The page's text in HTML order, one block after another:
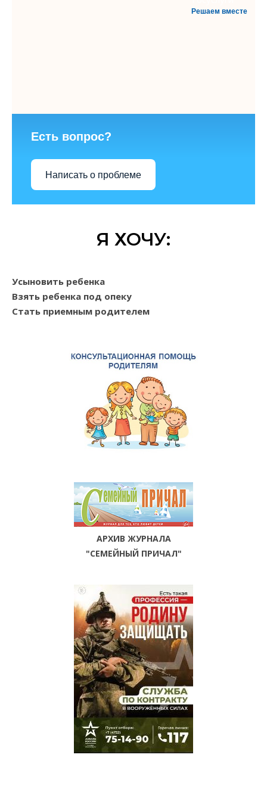
Решаем вместе
Есть вопрос?
Написать о проблеме
Я ХОЧУ:
Усыновить ребенка
Взять ребенка под опеку
Стать приемным родителем
АРХИВ ЖУРНАЛА
"СЕМЕЙНЫЙ ПРИЧАЛ"